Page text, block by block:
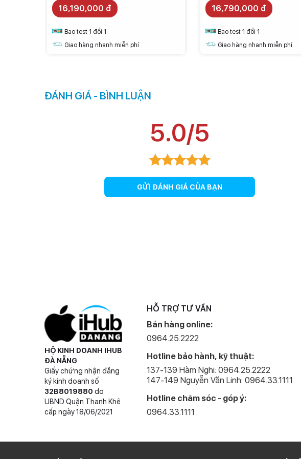
16,190,000 đ
Bao test 1 đổi 1
Giao hàng nhanh miễn phí
16,790,000 đ
Bao test 1 đổi 1
Giao hàng nhanh miễn phí
ĐÁNH GIÁ - BÌNH LUẬN
5.0/5
GỬI ĐÁNH GIÁ CỦA BẠN
HỘ KINH DOANH IHUB
ĐÀ NẴNG
Giấy chứng nhận đăng
ký kinh doanh số
32B8019880 do
UBND Quận Thanh Khê
cấp ngày 18/06/2021
HỖ TRỢ TƯ VẤN
Bán hàng online:
0964.25.2222
Hotline bảo hành, kỹ thuật:
137-139 Hàm Nghi: 0964.25.2222
147-149 Nguyễn Văn Linh: 0964.33.1111
Hotline chăm sóc - góp ý:
0964.33.1111